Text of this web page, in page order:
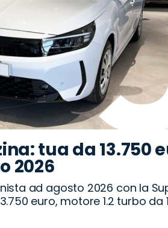
tua da 13.750
2026
ad agosto 2026 con la
euro, motore 1.2 turbo da